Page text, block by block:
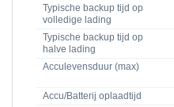
Typische backup tijd op
volledige lading
Typische backup tijd op
halve lading
Acculevensduur (max)
Accu/Batterij oplaadtijd